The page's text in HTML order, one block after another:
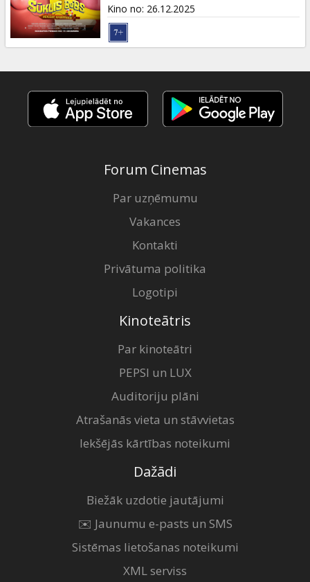
Uzkodas
Kino
Klubs
Kino no: 26.12.2025
Forum Cinemas
Par uzņēmumu
Vakances
Kontakti
Privātuma politika
Logotipi
Kinoteātris
Par kinoteātri
PEPSI un LUX
Auditoriju plāni
Atrašanās vieta un stāvvietas
Iekšējās kārtības noteikumi
Dažādi
Biežāk uzdotie jautājumi
✉️ Jaunumu e-pasts un SMS
Sistēmas lietošanas noteikumi
XML serviss